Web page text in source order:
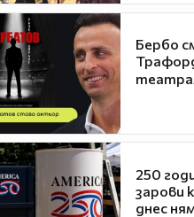
Бербо
250
зарови
днес